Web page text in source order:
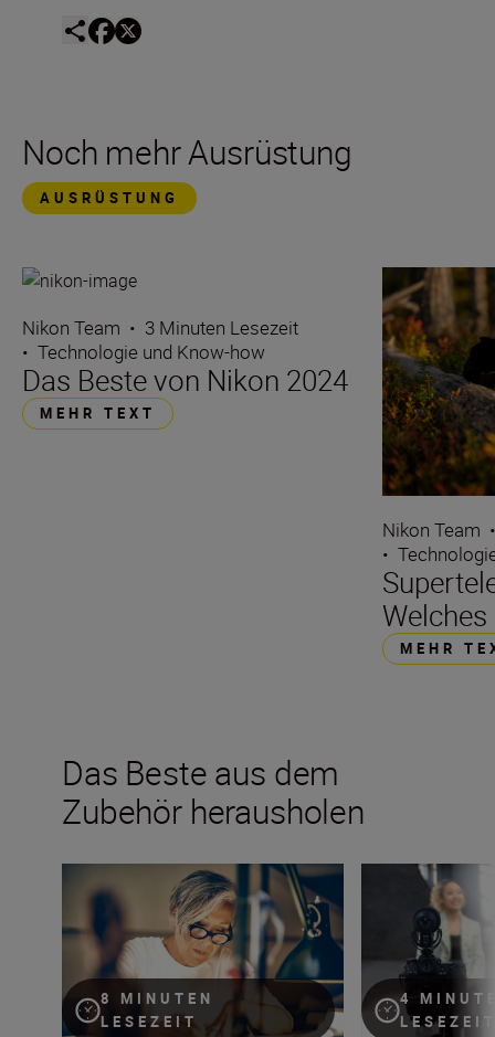
Noch mehr Ausrüstung
AUSRÜSTUNG
Nikon Team • 3 Minuten Lesezeit
• Technologie und Know-how
Das Beste von Nikon 2024
MEHR TEXT
Nikon Team
•
MEHR
Das Beste aus dem
Zubehör herausholen
8 MINUTEN
LESEZEIT
So fotografiert ihr mit Licht in Innenräumen – plus
4
Welche